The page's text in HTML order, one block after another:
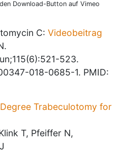
Download-Button auf Vimeo
C: Videobeitrag
523.
018-0685-1. PMID:
Trabeculotomy for
T, Pfeiffer N,